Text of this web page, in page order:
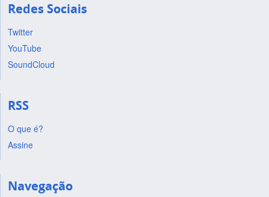
Redes Sociais
Twitter
YouTube
SoundCloud
RSS
O que é?
Assine
Navegação